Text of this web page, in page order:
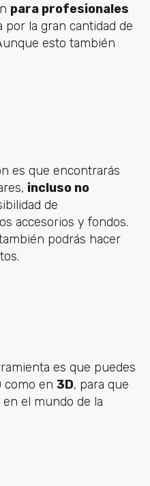
para profesionales
por la gran cantidad de
esto también
es que encontrarás
incluso no
de
accesorios y fondos.
podrás hacer
es que puedes
como en 3D, para que
el mundo de la